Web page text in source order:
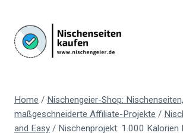
Inhalt
springen
Home / Nischengeier-Shop:
maßgeschneiderte Affiliate-Projekte /
and Easy / Nischenprojekt: 1.000 Kalorien